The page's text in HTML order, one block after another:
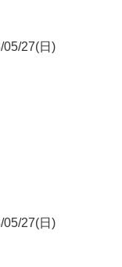
05/27(日)
05/27(日)